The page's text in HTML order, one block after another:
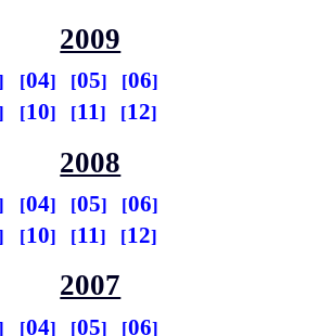
2009
04 05
06
10 11 12
2008
04 05
06
10 11 12
2007
04 05
06